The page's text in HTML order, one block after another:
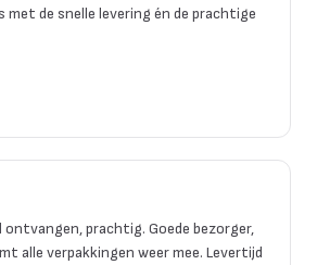
met de snelle levering én de prachtige
prachtig. Goede bezorger,
alle verpakkingen weer mee. Levertijd